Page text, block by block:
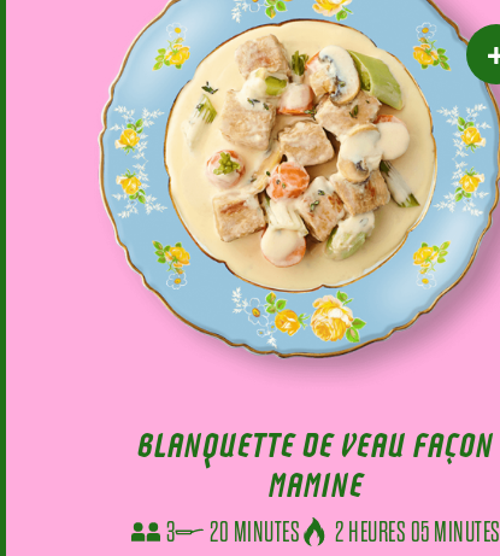
BLANQUETTE DE VEAU FAÇON
MAMINE
3 20 MINUTES 2 HEURES 05 MINUTES